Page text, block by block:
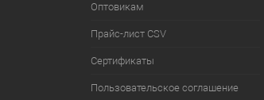
Оптовикам
Прайс-лист CSV
Сертификаты
Пользовательское соглашение